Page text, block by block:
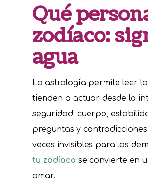
Qué
zodíaco:
agua
La astrología permite leer
tienden a actuar desde la
seguridad, cuerpo,
preguntas y
veces invisibles para los
tu zodíaco se convierte en
amar.